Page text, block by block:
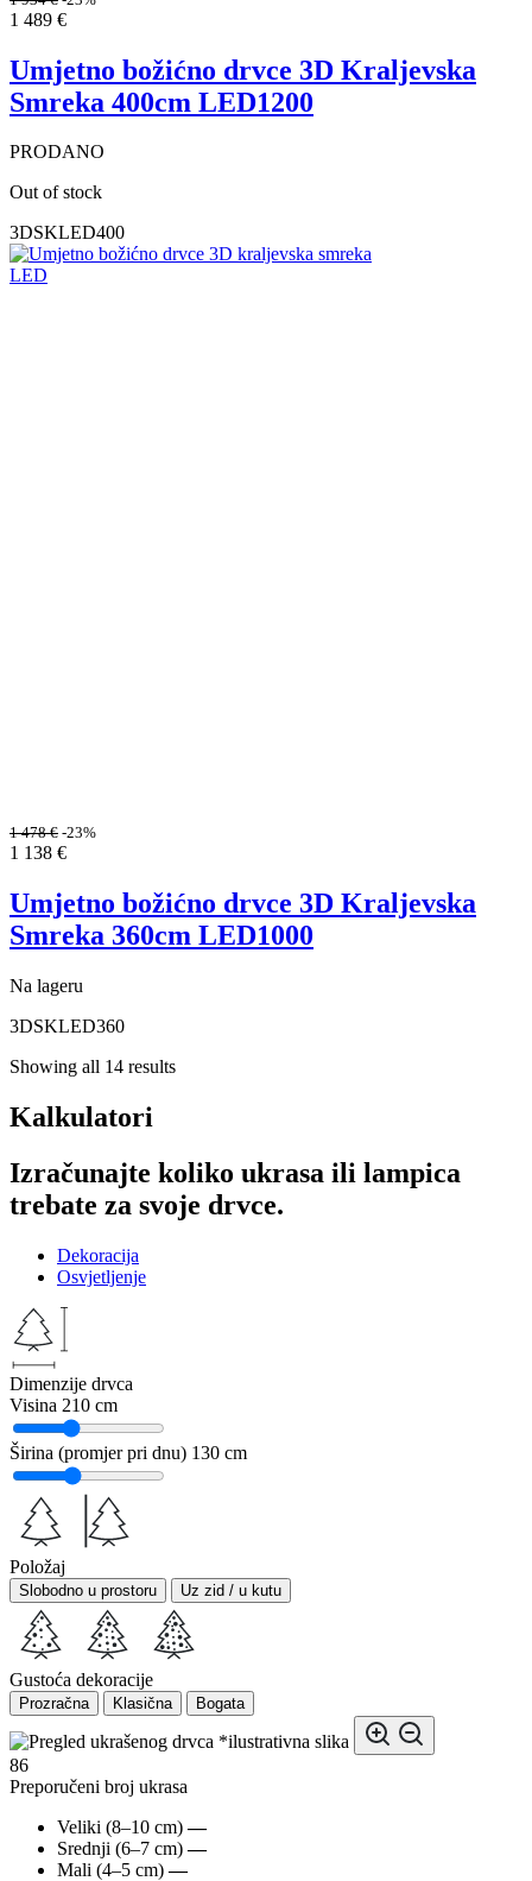
1 489 €
Umjetno božićno drvce 3D Kraljevska
Smreka 400cm LED1200
PRODANO
Out of stock
3DSKLED400
1 478€ -23%
1 138 €
Umjetno božićno drvce 3D Kraljevska
Smreka 360cm LED1000
Na lageru
3DSKLED360
Showing all 14 results
Kalkulatori
Izračunajte koliko ukrasa ili lampica
trebate za svoje drvce.
Dekoracija
Osvjetljenje
Dimenzije drvca
Visina 210 cm
Širina (promjer pri dnu) 130 cm
Položaj
Slobodno u prostoru Uz zid / u kutu
Gustoća dekoracije
Prozračna Klasična Bogata
*ilustrativna slika
86
Preporučeni broj ukrasa
Veliki (8–10 cm) —
Srednji (6–7 cm) —
Mali (4–5 cm) —